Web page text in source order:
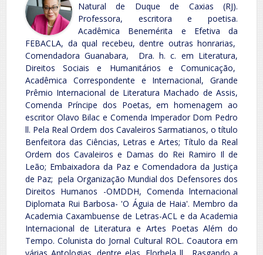
Natural de Duque de Caxias (RJ).
Professora, escritora e poetisa.
Acadêmica Benemérita e Efetiva da
FEBACLA, da qual recebeu, dentre outras honrarias,
Comendadora Guanabara, Dra. h. c. em Literatura,
Direitos Sociais e Humanitários e Comunicação,
Acadêmica Correspondente e Internacional, Grande
Prêmio Internacional de Literatura Machado de Assis,
Comenda Príncipe dos Poetas, em homenagem ao
escritor Olavo Bilac e Comenda Imperador Dom Pedro
ll. Pela Real Ordem dos Cavaleiros Sarmatianos, o título
Benfeitora das Ciências, Letras e Artes; Título da Real
Ordem dos Cavaleiros e Damas do Rei Ramiro Il de
Leão; Embaixadora da Paz e Comendadora da Justiça
de Paz; pela Organização Mundial dos Defensores dos
Direitos Humanos -OMDDH, Comenda lnternacional
Diplomata Rui Barbosa- 'O Águia de Haia'. Membro da
Academia Caxambuense de Letras-ACL e da Academia
Internacional de Literatura e Artes Poetas Além do
Tempo. Colunista do Jornal Cultural ROL. Coautora em